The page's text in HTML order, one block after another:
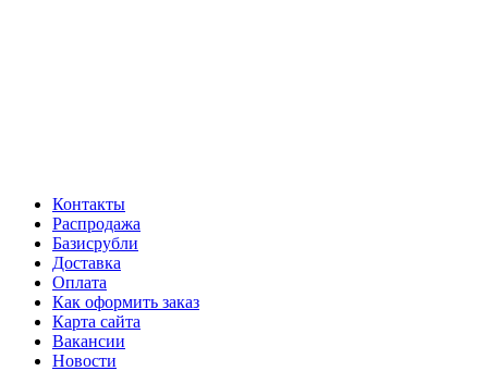
Контакты
Распродажа
Базисрубли
Доставка
Оплата
Как оформить заказ
Карта сайта
Вакансии
Новости